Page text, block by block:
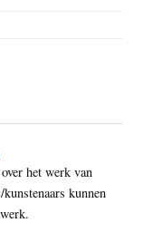
het werk van
kunnen